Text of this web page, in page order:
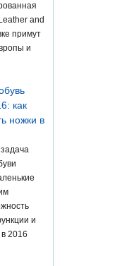
and
примут
и
как
ножки в
и
2016